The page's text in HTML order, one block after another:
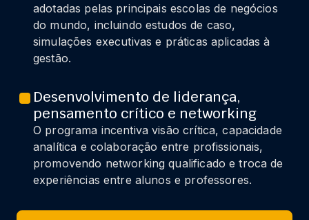
adotadas pelas principais escolas de negócios
do mundo, incluindo estudos de caso,
simulações executivas e práticas aplicadas à
gestão.
Desenvolvimento de liderança,
pensamento crítico e networking
O programa incentiva visão crítica, capacidade
analítica e colaboração entre profissionais,
promovendo networking qualificado e troca de
experiências entre alunos e professores.